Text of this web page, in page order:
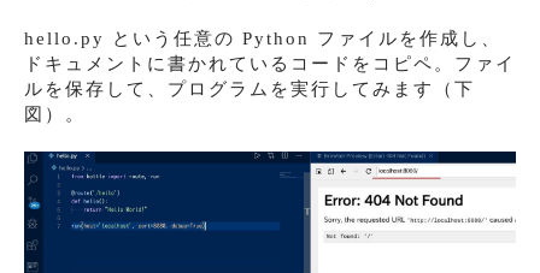
hello.py という任意の Python ファイルを作成し、
ドキュメントに書かれているコードをコピペ。ファイ
ルを保存して、プログラムを実行してみます（下
図）。